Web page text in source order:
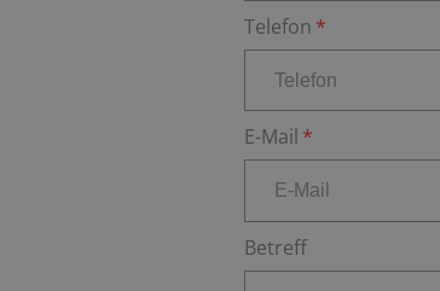
Telefon
E-Mail
Betreff